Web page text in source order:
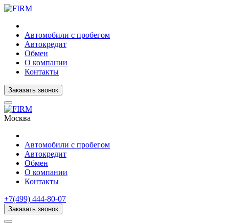
Автомобили с пробегом
Автокредит
Обмен
О компании
Контакты
Заказать звонок
Москва
Автомобили с пробегом
Автокредит
Обмен
О компании
Контакты
+7(499) 444-80-07
Заказать звонок